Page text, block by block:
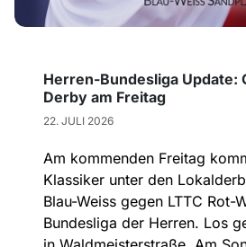
Herren-Bundesliga Update:
Derby am Freitag
22. JULI 2026
Am kommenden Freitag
Klassiker unter den
Blau-Weiss gegen LTTC Rot-
Bundesliga der Herren. Los